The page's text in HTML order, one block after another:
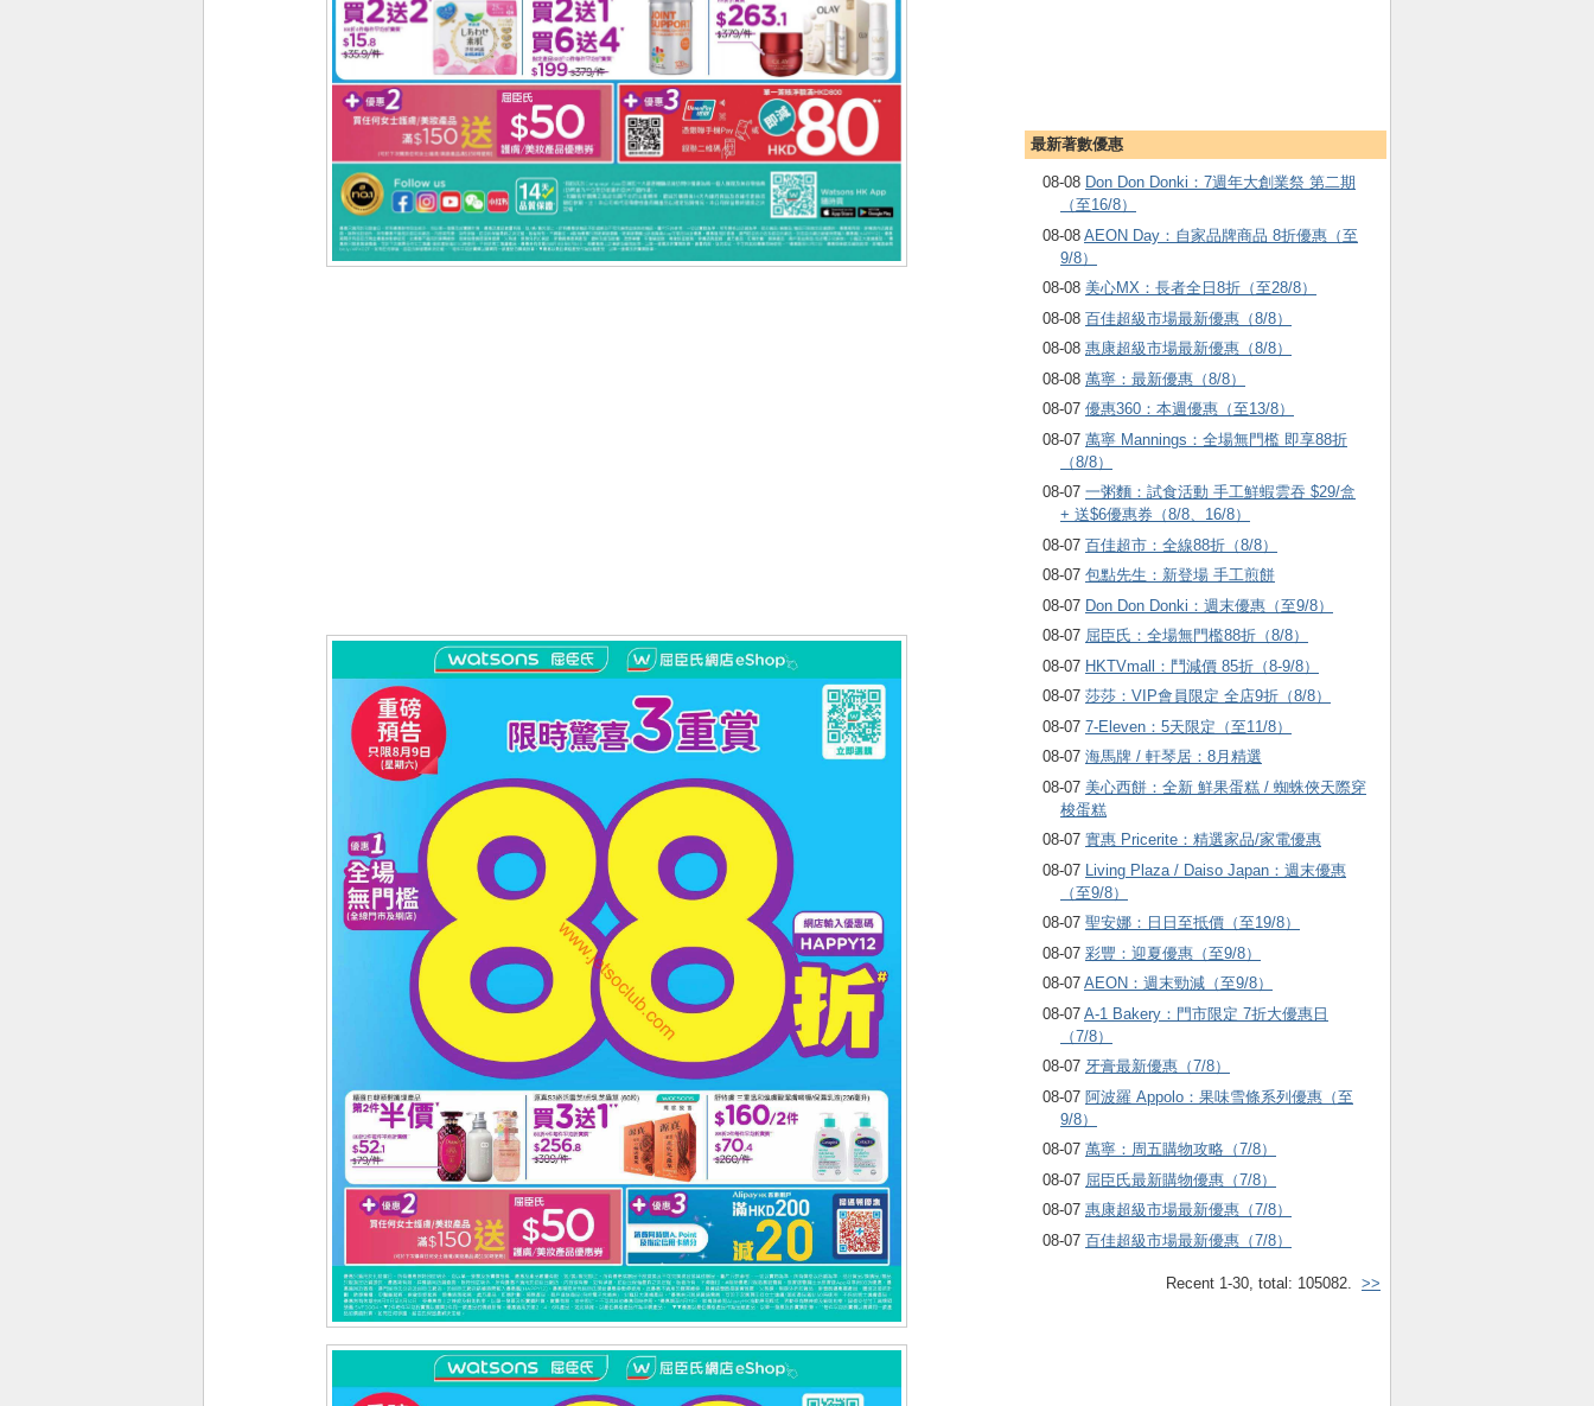
最新著數優惠
08-08 Don Don Donki：7週年大創業祭 第二期
（至16/8）
08-08 AEON Day：自家品牌商品 8折優惠（至
9/8）
08-08 美心MX：長者全日8折（至28/8）
08-08 百佳超級市場最新優惠（8/8）
08-08 惠康超級市場最新優惠（8/8）
08-08 萬寧：最新優惠（8/8）
08-07 優惠360：本週優惠（至13/8）
08-07 萬寧 Mannings：全場無門檻 即享88折
（8/8）
08-07 一粥麵：試食活動 手工鮮蝦雲吞 $29/盒
+ 送$6優惠券（8/8、16/8）
08-07 百佳超市：全線88折（8/8）
08-07 包點先生：新登場 手工煎餅
08-07 Don Don Donki：週末優惠（至9/8）
08-07 屈臣氏：全場無門檻88折（8/8）
08-07 HKTVmall ：鬥減價 85折（8-9/8）
08-07 莎莎：VIP會員限定 全店9折（8/8）
08-07 7-Eleven：5天限定（至11/8）
08-07 海馬牌 / 軒琴居：8月精選
08-07 美心西餅：全新 鮮果蛋糕 / 蜘蛛俠天際穿
梭蛋糕
08-07 實惠 Pricerite：精選家品/家電優惠
08-07
Living Plaza / Daiso Japan：週末優惠
（至9/8）
08-07 聖安娜：日日至抵價（至19/8）
08-07 彩豐：迎夏優惠（至9/8）
08-07 AEON：週末勁減（至9/8）
08-07 A-1 Bakery：門市限定 7折大優惠日
（7/8）
08-07 牙膏最新優惠（7/8）
08-07 阿波羅 Appolo：果味雪條系列優惠（至
9/8）
08-07 萬寧：周五購物攻略（7/8）
08-07 屈臣氏最新購物優惠（7/8）
08-07 惠康超級市場最新優惠（7/8）
08-07 百佳超級市場最新優惠（7/8）
Recent 1-30, total: 105082. >>